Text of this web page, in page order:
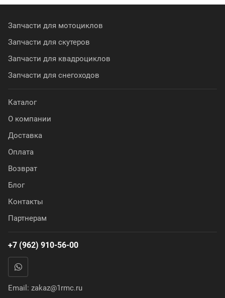
Запчасти для мотоциклов
Запчасти для скутеров
Запчасти для квадроциклов
Запчасти для снегоходов
Каталог
О компании
Доставка
Оплата
Возврат
Блог
Контакты
Партнерам
+7 (962) 910-56-00
Email: zakaz@1rmc.ru